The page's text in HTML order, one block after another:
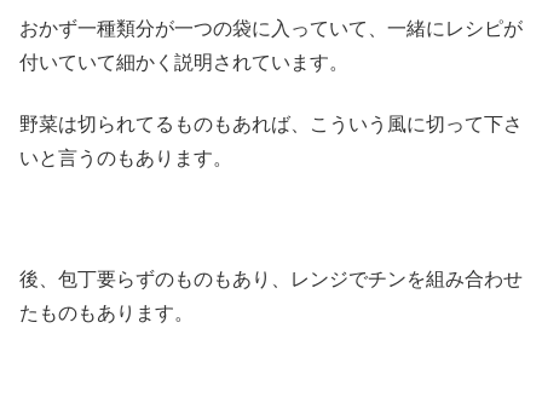
おかず一種類分が一つの袋に入っていて、一緒にレシピが
付いていて細かく説明されています。
野菜は切られてるものもあれば、こういう風に切って下さ
いと言うのもあります。
後、包丁要らずのものもあり、レンジでチンを組み合わせ
たものもあります。